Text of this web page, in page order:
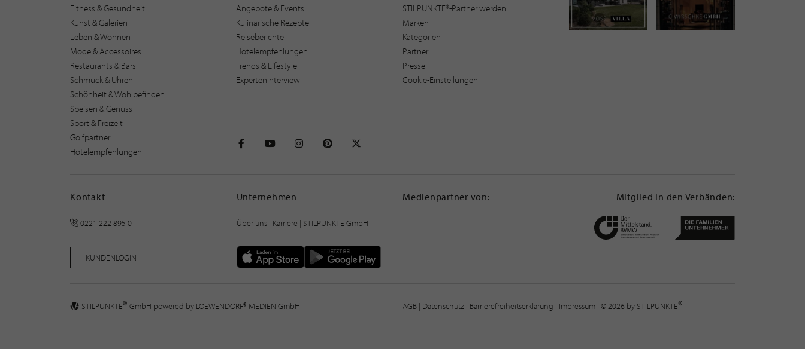
Fitness & Gesundheit
Kunst & Galerien
Leben & Wohnen
Mode & Accessoires
Restaurants & Bars
Schmuck & Uhren
Schönheit & Wohlbefinden
Speisen & Genuss
Sport & Freizeit
Golfpartner
Hotelempfehlungen
Angebote & Events
Kulinarische Rezepte
Reiseberichte
Hotelempfehlungen
Trends & Lifestyle
Experteninterview
STILPUNKTE®-Partner werden
Marken
Kategorien
Partner
Presse
Cookie-Einstellungen
Kontakt
0221 222 895 0
KUNDENLOGIN
Unternehmen
Über uns| Karriere | STILPUNKTE GmbH
Medienpartner von: Mitglied in den Verbänden:
STILPUNKTE® GmbH powered by LOEWENDORF® MEDIEN GmbH AGB | Datenschutz | Barrierefreiheitserklärung | Impressum | © 2026 by STILPUNKTE®